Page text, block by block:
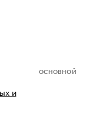
ОСНОВНОЙ
и